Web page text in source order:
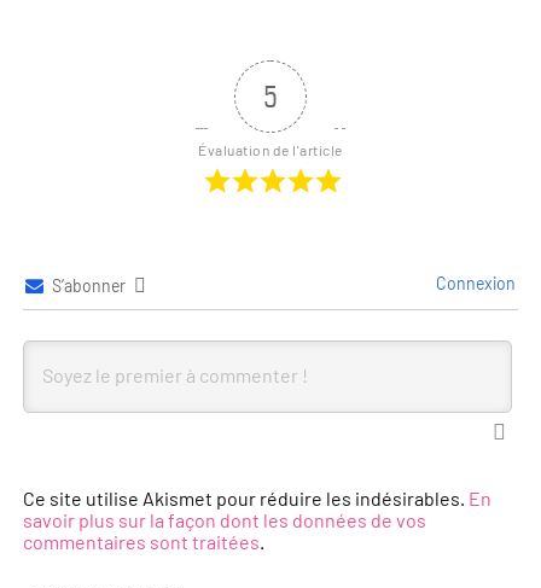
5
Évaluation de l'article
S’abonner Connexion
Ce site utilise Akismet pour réduire les indésirables. En
savoir plus sur la façon dont les données de vos
commentaires sont traitées.